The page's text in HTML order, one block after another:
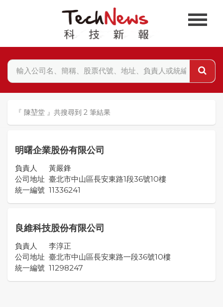
『 陳堃堂 』共搜尋到 2 筆結果
明曙企業股份有限公司
負責人
黃嚴鋒
公司地址 臺北市中山區長安東路1段36號10樓
統一編號 11336241
良維科技股份有限公司
負責人
李淳正
公司地址 臺北市中山區長安東路一段36號10樓
統一編號 11298247